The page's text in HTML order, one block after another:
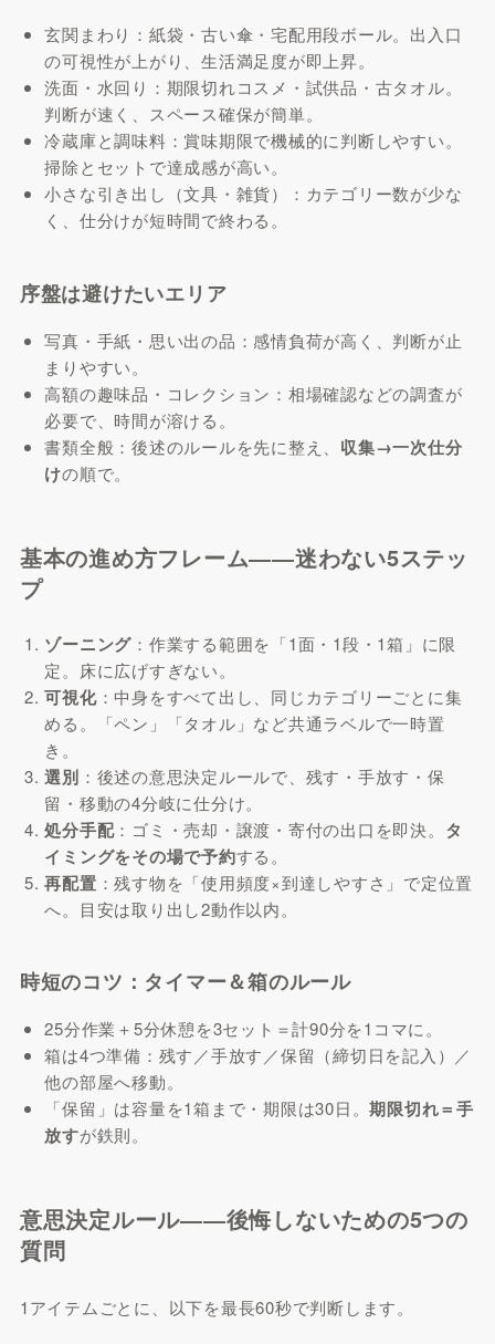
玄関まわり：紙袋・古い傘・宅配用段ボール。出入口
の可視性が上がり、生活満足度が即上昇。
洗面・水回り：期限切れコスメ・試供品・古タオル。
判断が速く、スペース確保が簡単。
冷蔵庫と調味料：賞味期限で機械的に判断しやすい。
掃除とセットで達成感が高い。
小さな引き出し（文具・雑貨）：カテゴリー数が少な
く、仕分けが短時間で終わる。
序盤は避けたいエリア
写真・手紙・思い出の品：感情負荷が高く、判断が止
まりやすい。
高額の趣味品・コレクション：相場確認などの調査が
必要で、時間が溶ける。
書類全般：後述のルールを先に整え、 収集→一次仕分
けの順で。
基本の進め方フレーム――迷わない5ステッ
プ
ゾーニング ：作業する範囲を「1面・1段・1箱」に限
定。床に広げすぎない。
可視化：中身をすべて出し、同じカテゴリーごとに集
める。「ペン」「タオル」など共通ラベルで一時置
き。
選別 ：後述の意思決定ルールで、残す・手放す・保
留・移動の4分岐に仕分け。
処分手配：ゴミ・売却・譲渡・寄付の出口を即決。 タ
イミングをその場で予約する。
再配置 ：残す物を「使用頻度×到達しやすさ」で定位置
へ。目安は取り出し2動作以内。
時短のコツ：タイマー＆箱のルール
25分作業＋5分休憩を3セット＝計90分を1コマに。
箱は4つ準備：残す／手放す／保留（締切日を記入）／
他の部屋へ移動。
「保留」は容量を1箱まで・期限は30日。期限切れ＝手
放すが鉄則。
意思決定ルール――後悔しないための5つの
質問
1アイテムごとに、以下を最長60秒で判断します。